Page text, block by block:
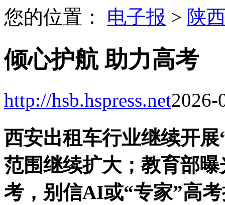
您的位置： 电子报 > 陕
倾心护航 助力高考
http://hsb.hspress.net2026-
西安出租车行业继续开
范围继续扩大；教育部
考，别信AI或“专家”高